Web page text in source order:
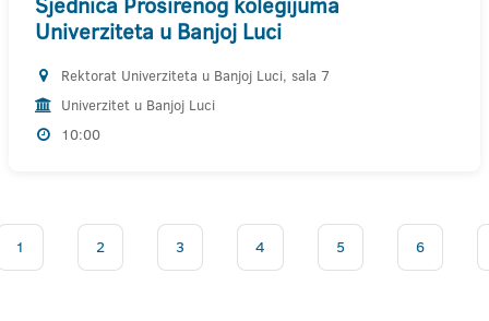
Univerziteta u Banjoj Luci
Rektorat Univerziteta u Banjoj Luci, sala 7
Univerzitet u Banjoj Luci
10:00
1 2 3 4 5 6